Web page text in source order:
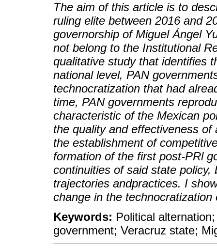
The aim of this article is to
ruling elite between 2016 and
governorship of Miguel Ángel
not belong to the Institutional
qualitative study that identifies
national level, PAN
technocratization that had
time, PAN governments
characteristic of the Mexican
the quality and effectiveness
the establishment of
formation of the first post-PRl
continuities of said state
trajectories andpractices. I
change in the
Keywords: Political
government; Veracruz state;